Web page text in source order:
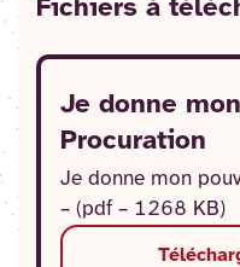
Fichiersà
Je donne
Procuration
Je donne mon
– (pdf – 1268 KB)